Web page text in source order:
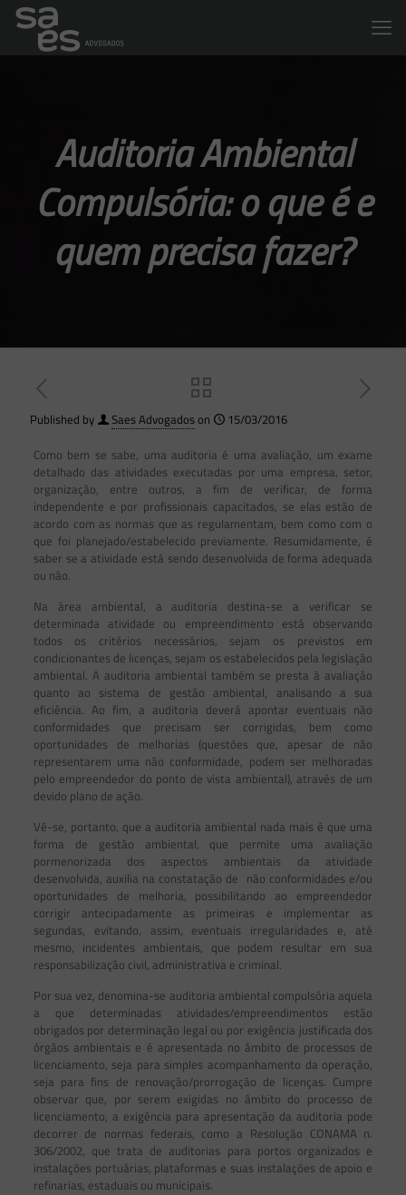
Auditoria Ambiental
Compulsória: o que é e
quem precisa fazer?
Published by Saes Advogadoson
15/03/2016
Como bem se sabe, uma auditoria é uma avaliação, um exame
detalhado das atividades executadas por uma empresa, setor,
organização, entre outros, a fim de verificar, de forma
independente e por profissionais capacitados, se elas estão de
acordo com as normas que as regulamentam, bem como com o
que foi planejado/estabelecido previamente. Resumidamente, é
saber se a atividade está sendo desenvolvida de forma adequada
ou não.
Na área ambiental, a auditoria destina-se a verificar se
determinada atividade ou empreendimento está observando
todos os critérios necessários, sejam os previstos em
condicionantes de licenças, sejam os estabelecidos pela legislação
ambiental. A auditoria ambiental também se presta à avaliação
quanto ao sistema de gestão ambiental, analisando a sua
eficiência. Ao fim, a auditoria deverá apontar eventuais não
conformidades que precisam ser corrigidas, bem como
oportunidades de melhorias (questões que, apesar de não
representarem uma não conformidade, podem ser melhoradas
pelo empreendedor do ponto de vista ambiental), através de um
devido plano de ação.
Vê-se, portanto, que a auditoria ambiental nada mais é que uma
forma de gestão ambiental, que permite uma avaliação
pormenorizada dos aspectos ambientais da atividade
desenvolvida, auxilia na constatação de não conformidades e/ou
oportunidades de melhoria, possibilitando ao empreendedor
corrigir antecipadamente as primeiras e implementar as
segundas, evitando, assim, eventuais irregularidades e, até
mesmo, incidentes ambientais, que podem resultar em sua
responsabilização civil, administrativa e criminal.
Por sua vez, denomina-se auditoria ambiental compulsória aquela
a que determinadas atividades/empreendimentos estão
obrigados por determinação legal ou por exigência justificada dos
órgãos ambientais e é apresentada no âmbito de processos de
licenciamento, seja para simples acompanhamento da operação,
seja para fins de renovação/prorrogação de licenças. Cumpre
observar que, por serem exigidas no âmbito do processo de
licenciamento, a exigência para apresentação da auditoria pode
decorrer de normas federais, como a Resolução CONAMA n.
306/2002, que trata de auditorias para portos organizados e
instalações portuárias, plataformas e suas instalações de apoio e
refinarias, estaduais ou municipais.